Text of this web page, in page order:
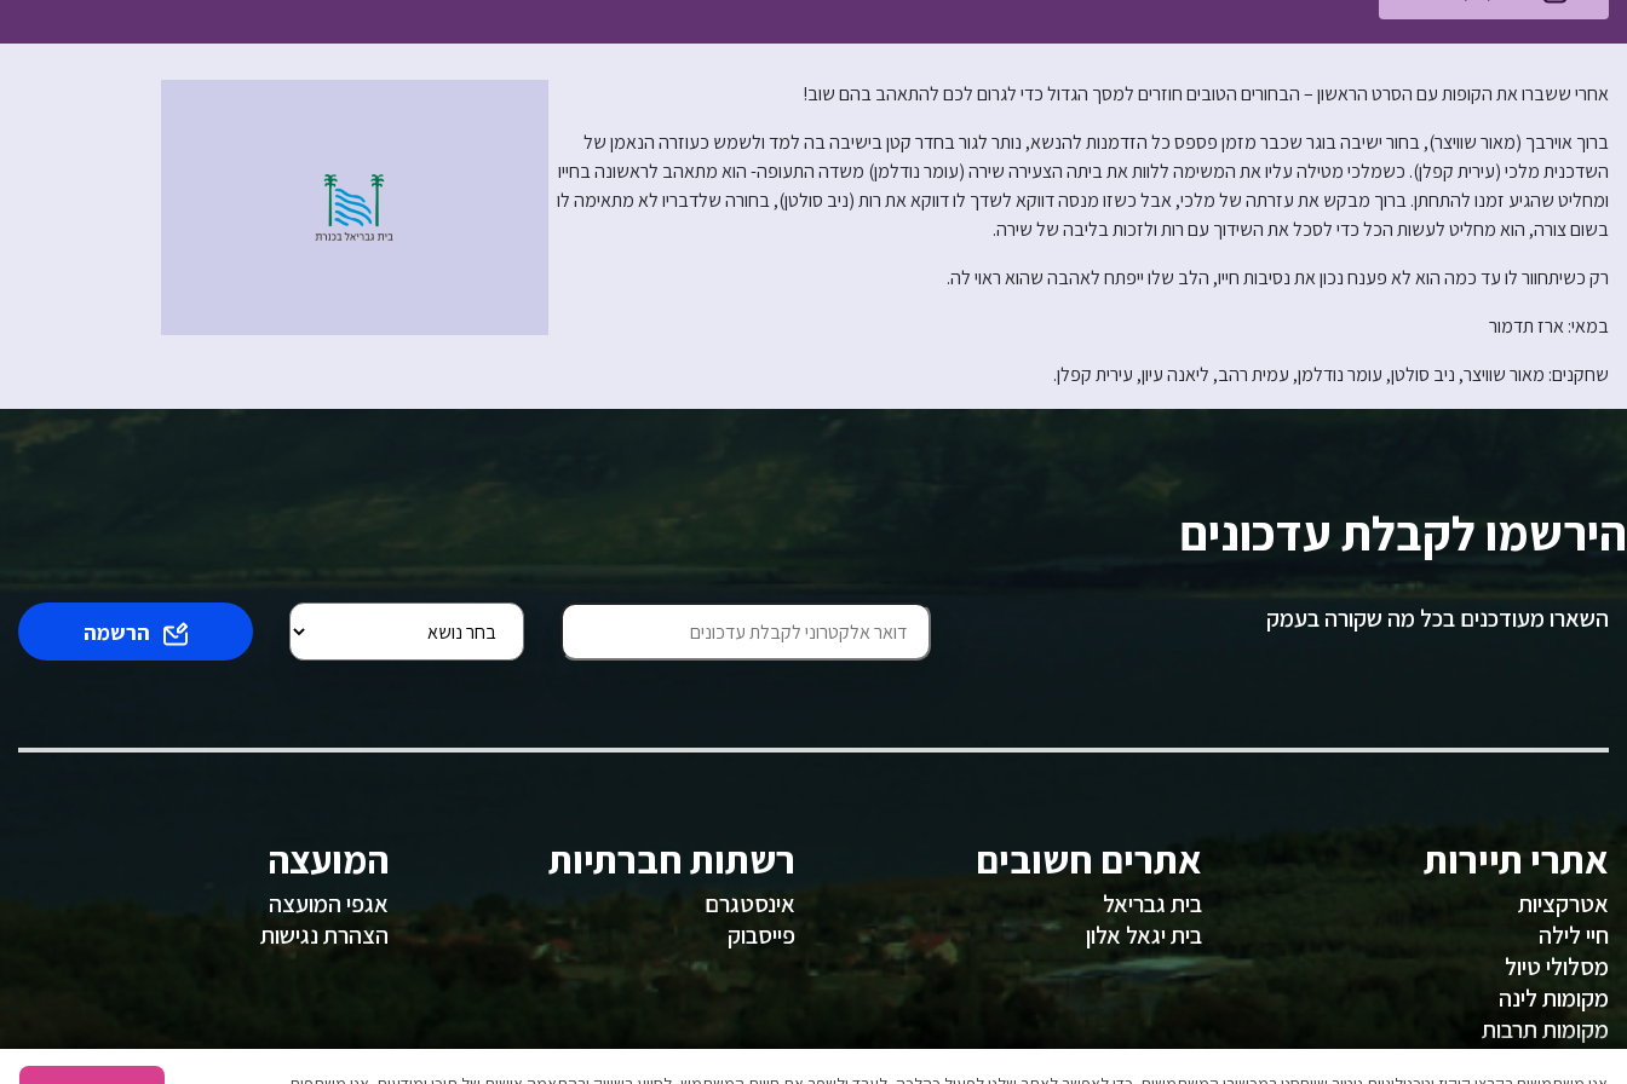
אחרי ששברו את הקופות עם הסרט הראשון – הבחורים הטובים חוזרים למסך הגדול כדי לגרום לכם להתאהב בהם שוב!
ברוך אוירבך (מאור שוויצר), בחור ישיבה בוגר שכבר מזמן פספס כל הזדמנות להנשא, נותר לגור בחדר קטן בישיבה בה למד ולשמש כעוזרה הנאמן של
השדכנית מלכי (עירית קפלן). כשמלכי מטילה עליו את המשימה ללוות את ביתה הצעירה שירה (עומר נודלמן) משדה התעופה- הוא מתאהב לראשונה בחייו
ומחליט שהגיע זמנו להתחתן. ברוך מבקש את עזרתה של מלכי, אבל כשזו מנסה דווקא לשדך לו דווקא את רות (ניב סולטן), בחורה שלדבריו לא מתאימה לו
בשום צורה, הוא מחליט לעשות הכל כדי לסכל את השידוך עם רות ולזכות בליבה של שירה.
רק כשיתחוור לו עד כמה הוא לא פענח נכון את נסיבות חייו, הלב שלו ייפתח לאהבה שהוא ראוי לה.
במאי: ארז תדמור
שחקנים: מאור שוויצר, ניב סולטן, עומר נודלמן, עמית רהב, ליאנה עיון, עירית קפלן.
הירשמו לקבלת עדכונים
השארו מעודכנים בכל מה שקורה בעמק הרשמה
אתרי תיירות
אטרקציות
חיי לילה
מסלולי טיול
מקומות לינה
מקומות תרבות
אתרים חשובים
בית גבריאל
בית יגאל אלון
רשתות חברתיות
אינסטגרם
פייסבוק
המועצה
אגפי המועצה
הצהרת נגישות